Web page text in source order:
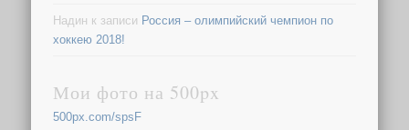
Надин к записи Россия – олимпийский чемпион по
хоккею 2018!
Мои фото на 500px
500px.com/spsF